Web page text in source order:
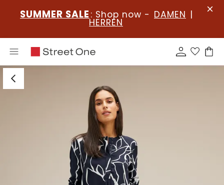
SUMMER SALE : Shop now - DAMEN |
HERREN